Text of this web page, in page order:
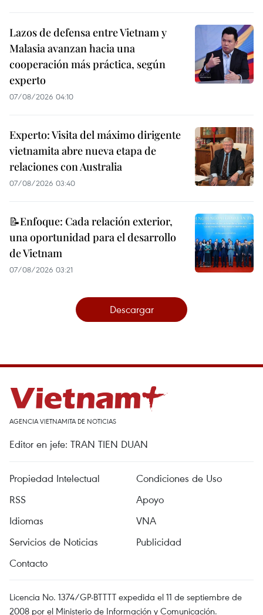
Lazos de defensa entre Vietnam y
Malasia avanzan hacia una
cooperación más práctica, según
experto
07/08/2026 04:10
Experto: Visita del máximo dirigente
vietnamita abre nueva etapa de
relaciones con Australia
07/08/2026 03:40
📝Enfoque: Cada relación exterior,
una oportunidad para el desarrollo
de Vietnam
07/08/2026 03:21
Descargar
AGENCIA VIETNAMITA DE NOTICIAS
Editor en jefe: TRAN TIEN DUAN
Propiedad Intelectual
Condiciones de Uso
RSS
Apoyo
Idiomas
VNA
Servicios de Noticias
Publicidad
Contacto
Licencia No. 1374/GP-BTTTT expedida el 11 de septiembre de
2008 por el Ministerio de Información y Comunicación.